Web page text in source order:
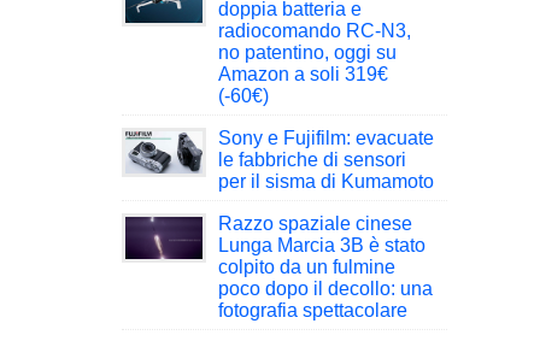
doppia batteria e
radiocomando RC-N3,
no patentino, oggi su
Amazon a soli 319€
(-60€)
Sony e Fujifilm: evacuate
le fabbriche di sensori
per il sisma di Kumamoto
Razzo spaziale cinese
Lunga Marcia 3B è stato
colpito da un fulmine
poco dopo il decollo: una
fotografia spettacolare